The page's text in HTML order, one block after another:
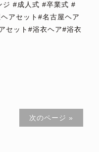
ジ #成人式 #卒業式 #
アセット#名古屋ヘア
セット#浴衣ヘア#浴衣
次のページ »